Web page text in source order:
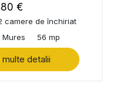
€
camere de închiriat
Mures
56 mp
multe detalii